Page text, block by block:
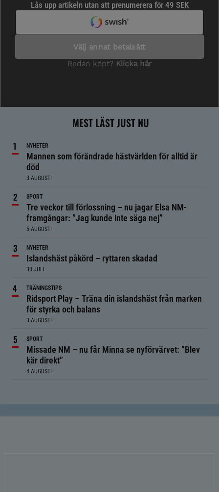
MEST LÄST JUST NU
NYHETER
Mannen som förändrade hästvärlden för alltid är
död
3 AUGUSTI
SPORT
Tre veckor till förlossning – nu jagar Elsa NM-
framgångar: ”Jag kunde inte säga nej”
5 AUGUSTI
NYHETER
Islandshäst påkörd – ryttaren skadad
30 JULI
TRÄNINGSTIPS
Ridsport Play – Träna din islandshäst från marken
för styrka och balans
3 AUGUSTI
SPORT
Missade NM – nu får Minna se nyförvärvet: ”Blev
kär direkt”
4 AUGUSTI